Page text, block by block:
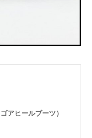
アヒールブーツ）